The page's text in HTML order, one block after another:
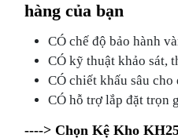
hàng của bạn
CÓ chế độ bảo hành
CÓ kỹ thuật khảo sát,
CÓ chiết khấu sâu cho
CÓ hỗ trợ lắp đặt trọn
----> Chọn Kệ Kho